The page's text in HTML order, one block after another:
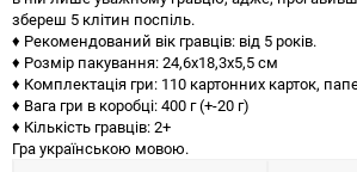
збереш 5 клітин поспіль.
♦ Рекомендований вік гравців: від 5 років.
♦ Розмір пакування: 24,6х18,3х5,5 см
♦ Комплектація гри: 110 картонних карток,
♦ Вага гри в коробці: 400 г (+-20 г)
♦ Кількість гравців: 2+
Гра українською мовою.